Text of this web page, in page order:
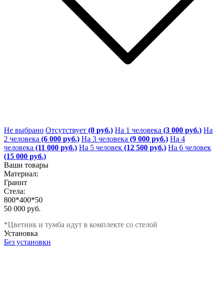
Не выбрано Отсутствует (0 руб.) На 1 человека (3 000 руб.) На
2 человека (6 000 руб.) На 3 человека (9 000 руб.) На 4
человека (11 000 руб.) На 5 человек (12 500 руб.) На 6 человек
(15 000 руб.)
Ваши товары
Материал:
Гранит
Стела:
800*400*50
50 000 руб.
*Цветник и тумба идут в комплекте со стелой
Установка
Без установки